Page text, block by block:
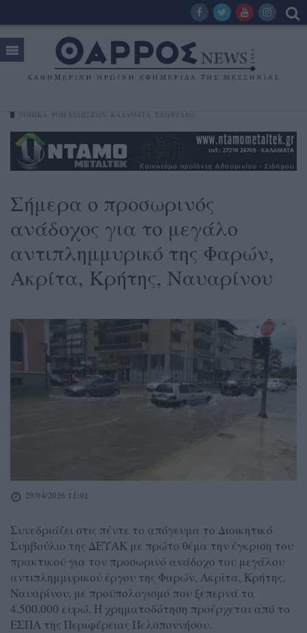
Σήμερα ο προσωρινός
ανάδοχος για το μεγάλο
αντιπλημμυρικό της Φαρών,
Ακρίτα, Κρήτης, Ναυαρίνου
29/04/2026 11:01
Συνεδριάζει στις πέντε το απόγευμα το Διοικητικό
Συμβούλιο της ΔΕΥΑΚ με πρώτο θέμα την έγκριση του
πρακτικού για τον προσωρινό ανάδοχο του μεγάλου
αντιπλημμυρικού έργου της Φαρών, Ακρίτα, Κρήτης,
Ναυαρίνου, με προϋπολογισμό που ξεπερνά τα
4.500.000 ευρώ. Η χρηματοδότηση προέρχεται από το
ΕΣΠΑ της Περιφέρειας Πελοποννήσου.